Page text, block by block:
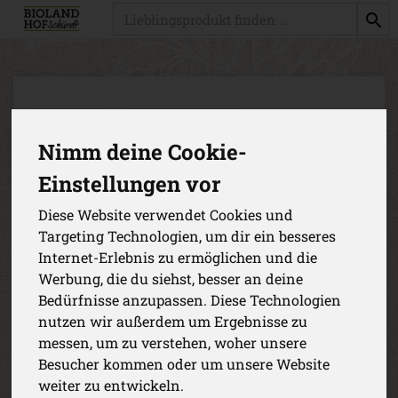
Nimm deine Cookie-
Einstellungen vor
Diese Website verwendet Cookies und
Targeting Technologien, um dir ein besseres
Internet-Erlebnis zu ermöglichen und die
Werbung, die du siehst, besser an deine
Bedürfnisse anzupassen. Diese Technologien
nutzen wir außerdem um Ergebnisse zu
messen, um zu verstehen, woher unsere
Besucher kommen oder um unsere Website
weiter zu entwickeln.
Khorasanbrötchen mit Mohn